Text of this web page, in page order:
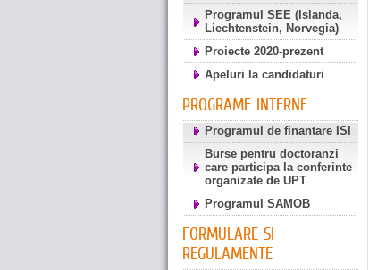
Programul SEE (Islanda,
Liechtenstein, Norvegia)
Proiecte 2020-prezent
Apeluri la candidaturi
PROGRAME INTERNE
Programul de finantare ISI
Burse pentru doctoranzi
care participa la conferinte
organizate de UPT
Programul SAMOB
FORMULARE SI
REGULAMENTE